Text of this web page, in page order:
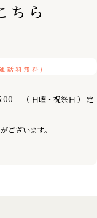
ちら
話料無料)
（ 日曜・祝祭日 ） 定
ございます。